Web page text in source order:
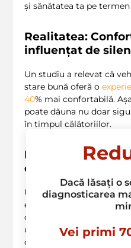
și sănătatea ta pe
Realitatea:
influențat de
Un studiu a relevat că
stare bună oferă o
40% mai confortabilă.
poate dăuna nu doar
în timpul călătoriilor.
Mitul
:
este o activitate
Unii pot considera că
este o operatiune foarte
care amâna verificarea
unei astfel de intervenții
cheltuielile generate de
Dacă lăsați o
diagnosticarea
Vei primi